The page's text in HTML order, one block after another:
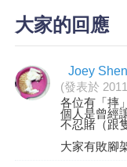
大家的回應
Joey Shen
(發表於
各位有「摔
個人是曾經
不忍賭（跟
大家有敗腳